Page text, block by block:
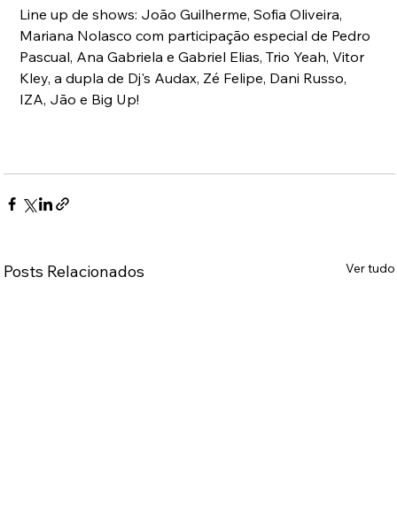
Line up de shows: João Guilherme, Sofia Oliveira,
Mariana Nolasco com participação especial de Pedro
Pascual, Ana Gabriela e Gabriel Elias, Trio Yeah, Vitor
Kley, a dupla de Dj's Audax, Zé Felipe, Dani Russo,
IZA, Jão e Big Up!
Posts Relacionados Ver tudo